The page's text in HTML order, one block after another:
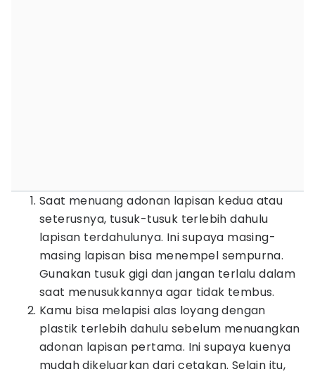
Saat menuang adonan lapisan kedua atau
seterusnya, tusuk-tusuk terlebih dahulu
lapisan terdahulunya. Ini supaya masing-
masing lapisan bisa menempel sempurna.
Gunakan tusuk gigi dan jangan terlalu dalam
saat menusukkannya agar tidak tembus.
Kamu bisa melapisi alas loyang dengan
plastik terlebih dahulu sebelum menuangkan
adonan lapisan pertama. Ini supaya kuenya
mudah dikeluarkan dari cetakan. Selain itu,